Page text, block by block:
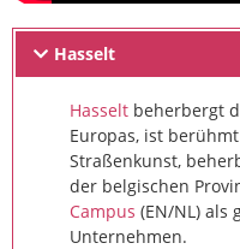
Hasselt
Hasselt beherbergt
Europas, ist
Straßenkunst,
der belgischen
Campus (EN/NL) als
Unternehmen.